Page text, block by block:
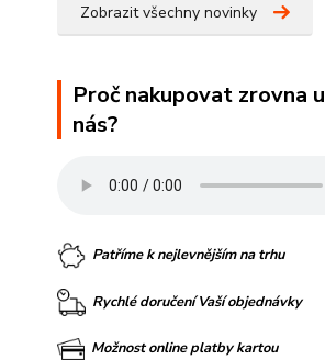
Zobrazit všechny novinky
Proč nakupovat zrovna u
nás?
Patříme k nejlevnějším na trhu
Rychlé doručení Vaší objednávky
Možnost online platby kartou